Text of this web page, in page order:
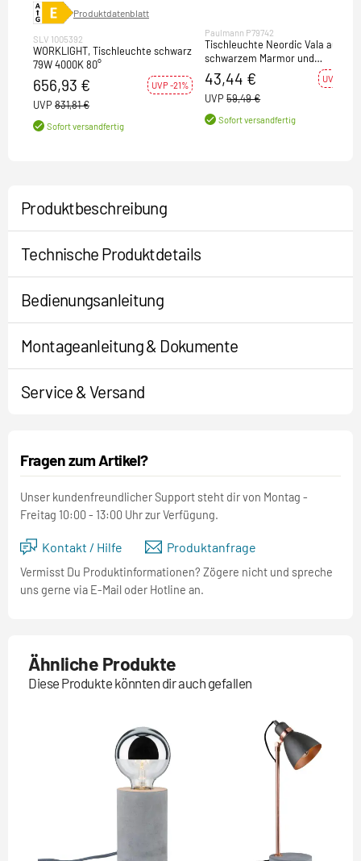
Produktdatenblatt
SLV 1005392
WORKLIGHT, Tischleuchte schwarz
79W 4000K 80°
656,93 € UVP -21%
UVP 831,81 €
Sofort versandfertig
Paulmann P79742
Tischleuchte Neordic Vala aus
schwarzem Marmor und
gebürstetem Messing E27
43,44 € UVP -27%
UVP 59,49 €
Sofort versandfertig
Produktbeschreibung
Technische Produktdetails
Bedienungsanleitung
Montageanleitung & Dokumente
Service & Versand
Fragen zum Artikel?
Unser kundenfreundlicher Support steht dir von Montag -
Freitag 10:00 - 13:00 Uhr zur Verfügung.
Kontakt / Hilfe Produktanfrage
Vermisst Du Produktinformationen? Zögere nicht und spreche
uns gerne via E-Mail oder Hotline an.
Ähnliche Produkte
Diese Produkte könnten dir auch gefallen